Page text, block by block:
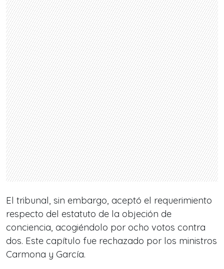
El tribunal, sin embargo, aceptó el requerimiento
respecto del estatuto de la objeción de
conciencia, acogiéndolo por ocho votos contra
dos. Este capítulo fue rechazado por los ministros
Carmona y García.